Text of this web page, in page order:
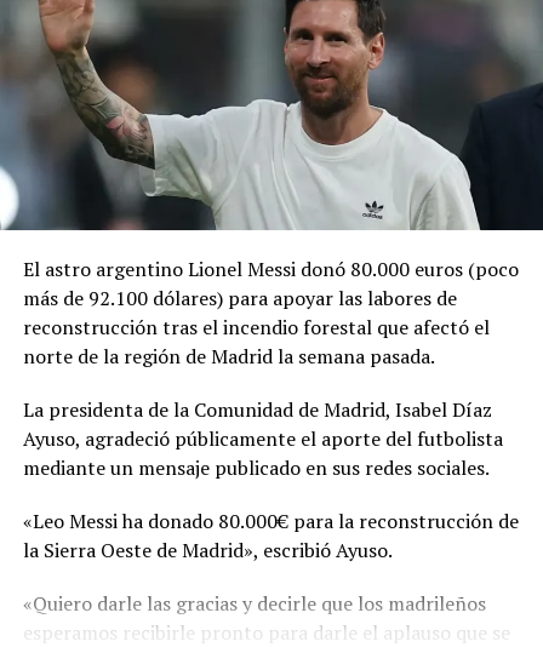
Durante la década de 1990, después de que «Los
Picapiedra» llegaran al cine, Warner Bros. planteó la
posibilidad de llevar también a «Los Supersónicos» a la
pantalla grande. Sin embargo, el proyecto no logró
consolidarse y permaneció archivado durante varias
décadas, hasta que en 2026 se dio vía libre a su
realización, con Jim Carrey como una de las principales
Comparte esto:
Facebook X
Me gusta esto:
El astro argentino Lionel Messi donó 80.000 euros (poco
más de 92.100 dólares) para apoyar las labores de
reconstrucción tras el incendio forestal que afectó el
norte de la región de Madrid la semana pasada.
La presidenta de la Comunidad de Madrid, Isabel Díaz
Ayuso, agradeció públicamente el aporte del futbolista
mediante un mensaje publicado en sus redes sociales.
«Leo Messi ha donado 80.000€ para la reconstrucción de
la Sierra Oeste de Madrid», escribió Ayuso.
«Quiero darle las gracias y decirle que los madrileños
esperamos recibirle pronto para darle el aplauso que se